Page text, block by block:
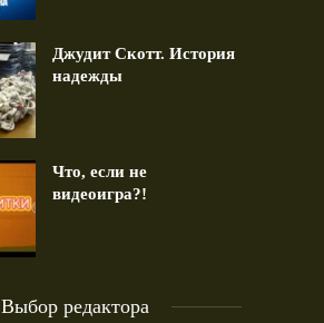
Джудит Скотт. История
надежды
Что, если не
видеоигра?!
Выбор редактора